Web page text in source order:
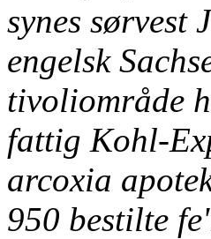
synes sørvest
engelsk
tivoliområde
fattig Kohl-
arcoxia
950 bestilte